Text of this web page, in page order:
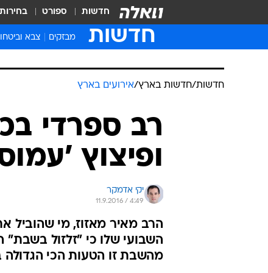
חדשות ספורט בחירות
חדשות מבזקים צבא וביטחון
חדשות/חדשות בארץ/אירועים בארץ
רב ספרדי
ופיצוץ 'עמוס 6' - בגלל חילול
יקי אדמקר
11.9.2016 / 4:49
הרב מאיר מאזוז, מי שהוביל
השבועי שלו כי "זלזול
מהשבת זו הטעות הכי